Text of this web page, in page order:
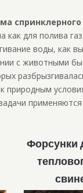
как для полива
воды, как
с животными
природным
Форсунки